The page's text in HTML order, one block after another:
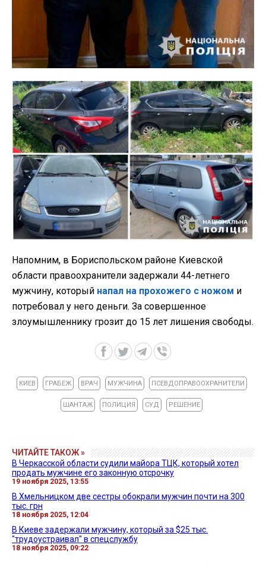
Напомним, в Бориспольском районе Киевской
области правоохранители задержали 44-летнего
мужчину, который напал на прохожего с ножом и
потребовал у него деньги. За совершенное
злоумышленнику грозит до 15 лет лишения свободы.
КИЕВ ГРАБЕЖ ВРАЧ МУЖЧИНА ПСЕВДОПРАВООХРАНИТЕЛИ
ШАНТАЖ ПОЛИЦИЯ СУД РЕШЕНИЕ
ЧИТАЙТЕ ТАКОЖ »
В Черкасской области судили майора ТЦК, который хотел
продать мужчине его законную отсрочку
19 ноября 2025, 13:55
В Хмельницком две сестры обокрали мужчин почти на 300
тыс. грн
18 ноября 2025, 12:04
В Киеве задержали мужчину, который за $25 тыс.
"трудоустраивал" в спецслужбу
18 ноября 2025, 09:22